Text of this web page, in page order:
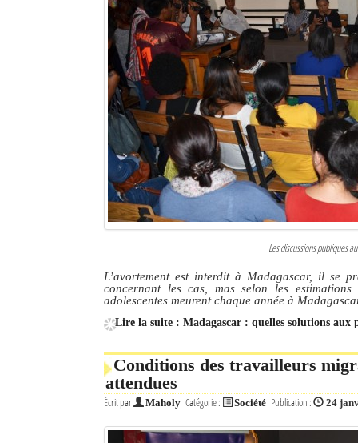
Les discussions publiques
L’avortement est interdit à Madagascar, il se
concernant les cas, mas selon les
adolescentes meurent chaque année à
Lire la suite : Madagascar : quelles solutions aux
Conditions des travailleurs
attendues
Écrit par Maholy Catégorie : Société Publication : 24